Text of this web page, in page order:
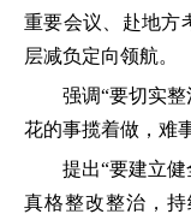
重要会议、赴地方
层减负定向领航。
强调“要切实整
花的事揽着做，难
提出“要建立健
真格整改整治，